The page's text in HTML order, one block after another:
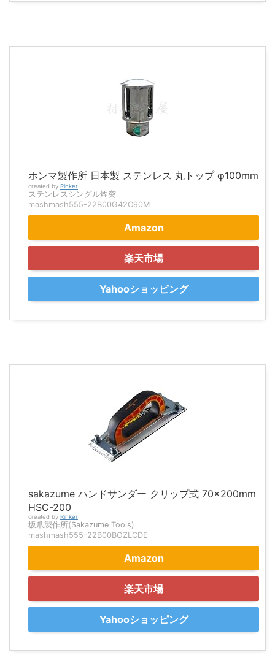
ホンマ製作所 日本製 ステンレス 丸トップ φ100mm
created by Rinker
ステンレスシングル煙突
mashmash555-22B00G42C90M
Amazon
楽天市場
Yahooショッピング
sakazume ハンドサンダー クリップ式 70×200mm
HSC-200
created by Rinker
坂爪製作所(Sakazume Tools)
mashmash555-22B00BOZLCDE
Amazon
楽天市場
Yahooショッピング